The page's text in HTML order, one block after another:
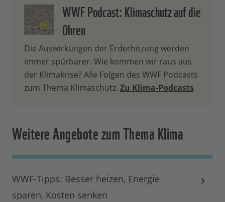
WWF Podcast: Klimaschutz auf die
Ohren
Die Auswirkungen der Erderhitzung werden
immer spürbarer. Wie kommen wir raus aus
der Klimakrise? Alle Folgen des WWF Podcasts
zum Thema Klimaschutz. Zu Klima-Podcasts
Weitere Angebote zum Thema Klima
WWF-Tipps: Besser heizen, Energie
sparen, Kosten senken